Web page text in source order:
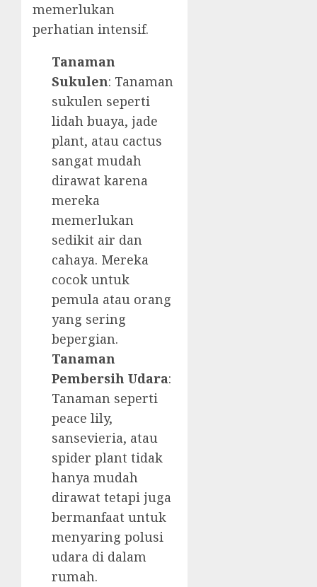
memerlukan
perhatian intensif.
Tanaman
Sukulen: Tanaman
sukulen seperti
lidah buaya, jade
plant, atau cactus
sangat mudah
dirawat karena
mereka
memerlukan
sedikit air dan
cahaya. Mereka
cocok untuk
pemula atau orang
yang sering
bepergian.
Tanaman
Pembersih Udara:
Tanaman seperti
peace lily,
sansevieria, atau
spider plant tidak
hanya mudah
dirawat tetapi juga
bermanfaat untuk
menyaring polusi
udara di dalam
rumah.